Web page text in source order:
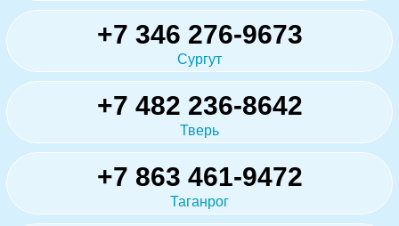
+7 346 276-9673
Сургут
+7 482 236-8642
Тверь
+7 863 461-9472
Таганрог